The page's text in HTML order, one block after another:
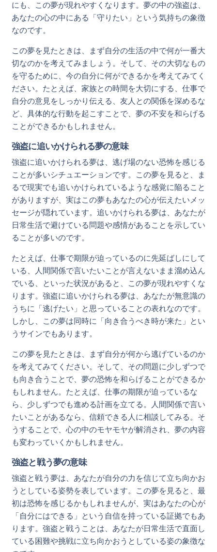
にも、この夢が現れやすくなります。夢の中の強盗は、
あなたの心の中にある「守りたい」という気持ちの象徴
なのです。
この夢を見たときは、まず自分の生活の中で何が一番大
切なのかを考えてみましょう。そして、その大切なもの
を守るために、今の自分に何ができるかを考えてみてく
ださい。たとえば、家族との時間を大切にする、仕事で
自分の意見をしっかり伝える、友人との関係を深めるな
ど、具体的な行動を起こすことで、夢の不安を和らげる
ことができるかもしれません。
強盗に追いかけられる夢の意味
強盗に追いかけられる夢は、逃げ場のない恐怖を感じる
ことが多いシチュエーションです。この夢を見ると、ま
るで現実でも追いかけられているような感覚に陥ること
がありますが、実はこの夢もあなたの心が伝えたいメッ
セージが隠れています。追いかけられる夢は、あなたが
日常生活で避けている問題や感情があることを示してい
ることが多いのです。
たとえば、仕事で期限が迫っているのに先延ばしにして
いる、人間関係で言いたいことが言えないまま溜め込ん
でいる、といった状況があると、この夢が現れやすくな
ります。強盗に追いかけられる夢は、あなたが無意識の
うちに「逃げたい」と思っていることの表れなのです。
しかし、この夢は同時に「向き合うべき時が来た」とい
うサインでもあります。
この夢を見たときは、まず自分が何から逃げているのか
を考えてみてください。そして、その問題に少しずつで
も向き合うことで、夢の恐怖を和らげることができるか
もしれません。たとえば、仕事の期限が迫っているな
ら、少しずつでも進める計画を立てる。人間関係で言い
たいことがあるなら、信頼できる人に相談してみる。そ
うすることで、心の中のモヤモヤが解消され、夢の内容
も変わっていくかもしれません。
強盗と戦う夢の意味
強盗と戦う夢は、あなたが自分の力を信じて立ち向かお
うとしている姿勢を表しています。この夢を見ると、最
初は恐怖を感じるかもしれませんが、実はあなたの心が
「自分にはできる」という自信を持っている証拠でもあ
ります。強盗と戦うことは、あなたが日常生活で直面し
ている困難や挑戦に立ち向かおうとしている姿の象徴な